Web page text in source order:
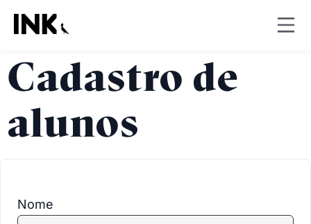
Cadastro de
alunos
Nome